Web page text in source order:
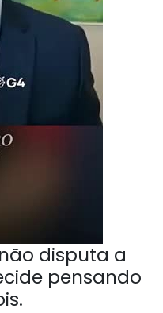
disputa a
pensando